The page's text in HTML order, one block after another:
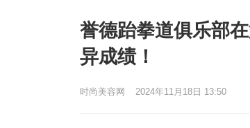
誉德跆拳道俱乐部
异成绩！
时尚美容网 2024年11月18日 13:50